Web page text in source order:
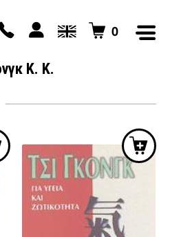
0
Κ. Κ.